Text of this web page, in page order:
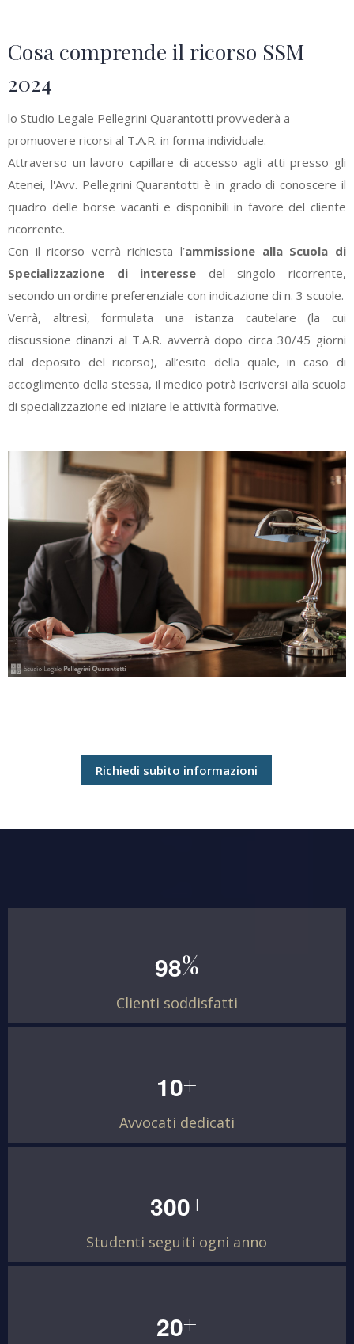
Cosa comprende il ricorso SSM
2024
lo Studio Legale Pellegrini Quarantotti provvederà a
promuovere ricorsi al T.A.R. in forma individuale.
Attraverso un lavoro capillare di accesso agli atti presso gli
Atenei, l'Avv. Pellegrini Quarantotti è in grado di conoscere il
quadro delle borse vacanti e disponibili in favore del cliente
ricorrente.
Con il ricorso verrà richiesta l’ammissione alla Scuola di
Specializzazione di interesse del singolo ricorrente,
secondo un ordine preferenziale con indicazione di n. 3 scuole.
Verrà, altresì, formulata una istanza cautelare (la cui
discussione dinanzi al T.A.R. avverrà dopo circa 30/45 giorni
dal deposito del ricorso), all’esito della quale, in caso di
accoglimento della stessa, il medico potrà iscriversi alla scuola
di specializzazione ed iniziare le attività formative.
Richiedi subito informazioni
98%
Clienti soddisfatti
10+
Avvocati dedicati
300+
Studenti seguiti ogni anno
20+